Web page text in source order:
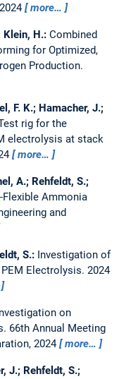
more…
Klein, H.: Combined
for Optimized,
Production.
F. K.; Hamacher, J.;
rig for the
electrolysis at stack
more…
A.; Rehfeldt, S.;
Flexible Ammonia
and
S.: Investigation of
Electrolysis. 2024
on
66th Annual Meeting
2024
more…
J.; Rehfeldt, S.;